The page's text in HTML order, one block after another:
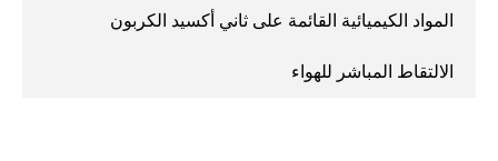
المواد الكيميائية القائمة على ثاني أكسيد الكربون
الالتقاط المباشر للهواء